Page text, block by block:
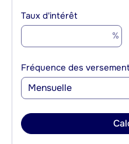
Taux d'intérêt
%
Fréquence des
Mensuelle